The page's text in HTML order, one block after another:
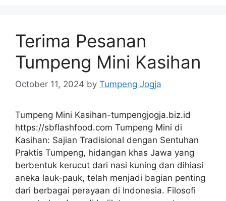
Terima Pesanan
Tumpeng Mini Kasihan
October 11, 2024 by Tumpeng Jogja
Tumpeng Mini Kasihan-tumpengjogja.biz.id
https://sbflashfood.com Tumpeng Mini di
Kasihan: Sajian Tradisional dengan Sentuhan
Praktis Tumpeng, hidangan khas Jawa yang
berbentuk kerucut dari nasi kuning dan dihiasi
aneka lauk-pauk, telah menjadi bagian penting
dari berbagai perayaan di Indonesia. Filosofi